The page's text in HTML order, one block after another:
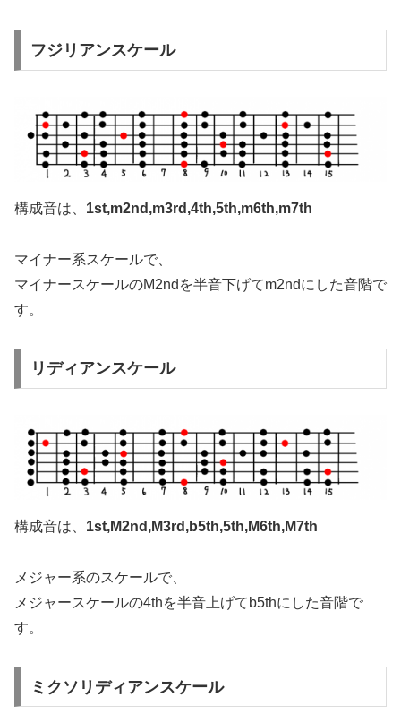
フジリアンスケール
構成音は、 1st,m2nd,m3rd,4th,5th,m6th,m7th
マイナー系スケールで、
マイナースケールのM2ndを半音下げてm2ndにした音階で
す。
リディアンスケール
構成音は、 1st,M2nd,M3rd,b5th,5th,M6th,M7th
メジャー系のスケールで、
メジャースケールの4thを半音上げてb5thにした音階で
す。
ミクソリディアンスケール